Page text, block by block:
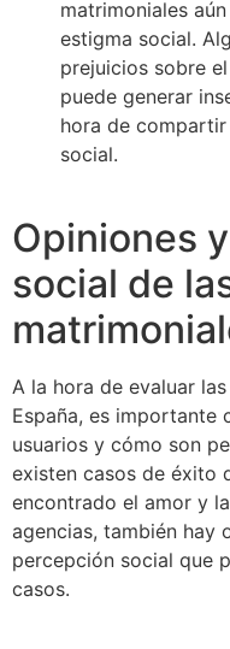
matrimoniales
estigma social.
prejuicios sobre
puede generar
hora de
social.
Opiniones
social de
A la hora de evaluar
España, es importante
usuarios y cómo son
existen casos de éxito
encontrado el amor y
agencias, también hay
percepción social que
casos.